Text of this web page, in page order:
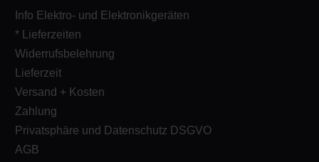
Info Elektro- und Elektronikgeräten
* Lieferzeiten
Widerrufsbelehrung
Lieferzeit
Versand + Kosten
Zahlung
Privatsphäre und Datenschutz DSGVO
AGB